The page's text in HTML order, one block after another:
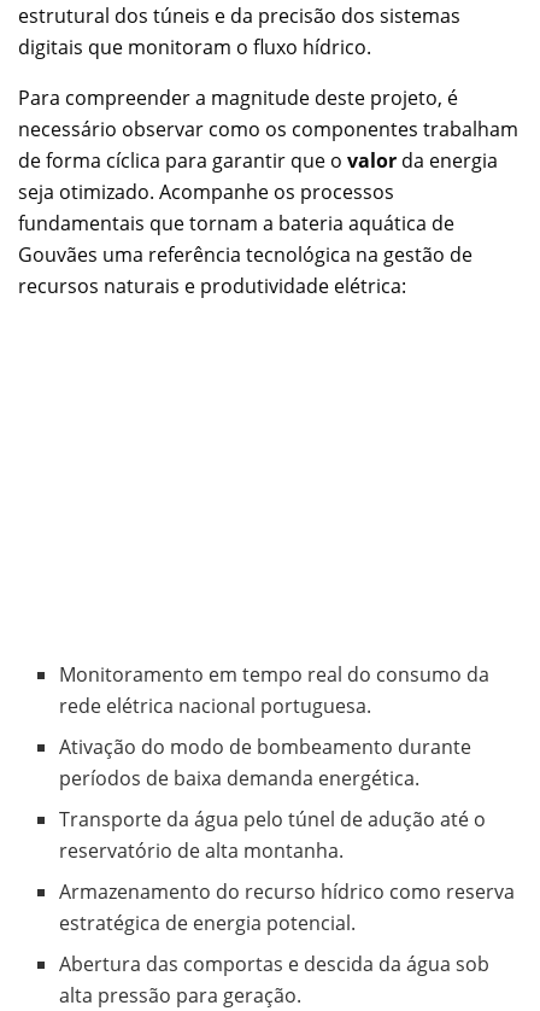
estrutural dos túneis e da precisão dos sistemas
digitais que monitoram o fluxo hídrico.
Para compreender a magnitude deste projeto, é
necessário observar como os componentes trabalham
de forma cíclica para garantir que o valor da energia
seja otimizado. Acompanhe os processos
fundamentais que tornam a bateria aquática de
Gouvães uma referência tecnológica na gestão de
recursos naturais e produtividade elétrica:
Monitoramento em tempo real do consumo da
rede elétrica nacional portuguesa.
Ativação do modo de bombeamento durante
períodos de baixa demanda energética.
Transporte da água pelo túnel de adução até o
reservatório de alta montanha.
Armazenamento do recurso hídrico como reserva
estratégica de energia potencial.
Abertura das comportas e descida da água sob
alta pressão para geração.